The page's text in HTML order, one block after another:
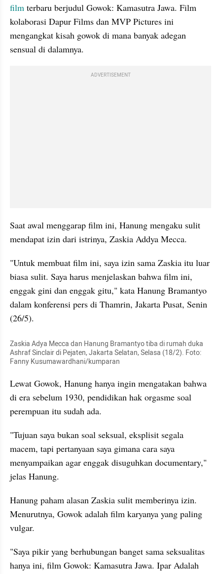
film terbaru berjudul Gowok: Kamasutra Jawa. Film
kolaborasi Dapur Films dan MVP Pictures ini
mengangkat kisah gowok di mana banyak adegan
sensual di dalamnya.
ADVERTISEMENT
Saat awal menggarap film ini, Hanung mengaku sulit
mendapat izin dari istrinya, Zaskia Addya Mecca.
"Untuk membuat film ini, saya izin sama Zaskia itu luar
biasa sulit. Saya harus menjelaskan bahwa film ini,
enggak gini dan enggak gitu," kata Hanung Bramantyo
dalam konferensi pers di Thamrin, Jakarta Pusat, Senin
(26/5).
Zaskia Adya Mecca dan Hanung Bramantyo tiba di rumah duka
Ashraf Sinclair di Pejaten, Jakarta Selatan, Selasa (18/2). Foto:
Fanny Kusumawardhani/kumparan
Lewat Gowok, Hanung hanya ingin mengatakan bahwa
di era sebelum 1930, pendidikan hak orgasme soal
perempuan itu sudah ada.
"Tujuan saya bukan soal seksual, eksplisit segala
macem, tapi pertanyaan saya gimana cara saya
menyampaikan agar enggak disuguhkan documentary,"
jelas Hanung.
Hanung paham alasan Zaskia sulit memberinya izin.
Menurutnya, Gowok adalah film karyanya yang paling
vulgar.
"Saya pikir yang berhubungan banget sama seksualitas
hanya ini, film Gowok: Kamasutra Jawa. Ipar Adalah